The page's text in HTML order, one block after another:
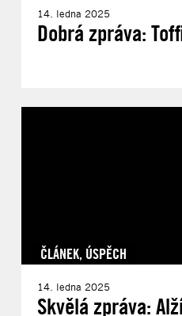
14. ledna 2025
Dobrá zpráva:
ČLÁNEK, ÚSPĚCH
14. ledna 2025
Skvělá zpráva: